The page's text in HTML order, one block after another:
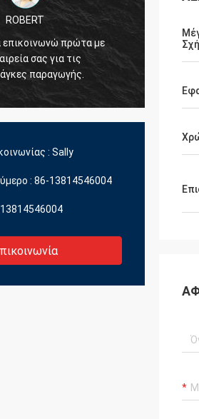
ROBERT
επικοινωνώ πρώτα με
σας για τις
παραγωγής.
Θέλω
: Sally
: 86-13814546004